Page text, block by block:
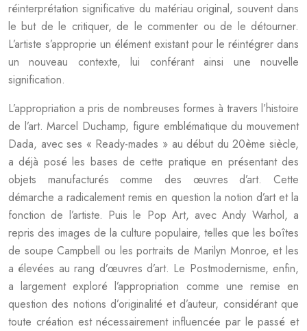
réinterprétation significative du matériau original, souvent dans
le but de le critiquer, de le commenter ou de le détourner.
L’artiste s’approprie un élément existant pour le réintégrer dans
un nouveau contexte, lui conférant ainsi une nouvelle
signification.
L’appropriation a pris de nombreuses formes à travers l’histoire
de l’art. Marcel Duchamp, figure emblématique du mouvement
Dada, avec ses « Ready-mades » au début du 20ème siècle,
a déjà posé les bases de cette pratique en présentant des
objets manufacturés comme des œuvres d’art. Cette
démarche a radicalement remis en question la notion d’art et la
fonction de l’artiste. Puis le Pop Art, avec Andy Warhol, a
repris des images de la culture populaire, telles que les boîtes
de soupe Campbell ou les portraits de Marilyn Monroe, et les
a élevées au rang d’œuvres d’art. Le Postmodernisme, enfin,
a largement exploré l’appropriation comme une remise en
question des notions d’originalité et d’auteur, considérant que
toute création est nécessairement influencée par le passé et